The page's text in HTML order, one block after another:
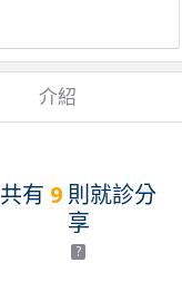
介紹
共有 9 則就診分
享
?